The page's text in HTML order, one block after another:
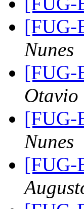
[FUG-
Nunes
[FUG-
Otavio
[FUG-
Nunes
[FUG-